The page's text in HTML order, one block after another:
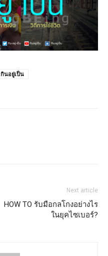
กินอยู่เป็น
Next article
HOW TO รับมือกลโกงอย่างไร
ในยุคไซเบอร์?